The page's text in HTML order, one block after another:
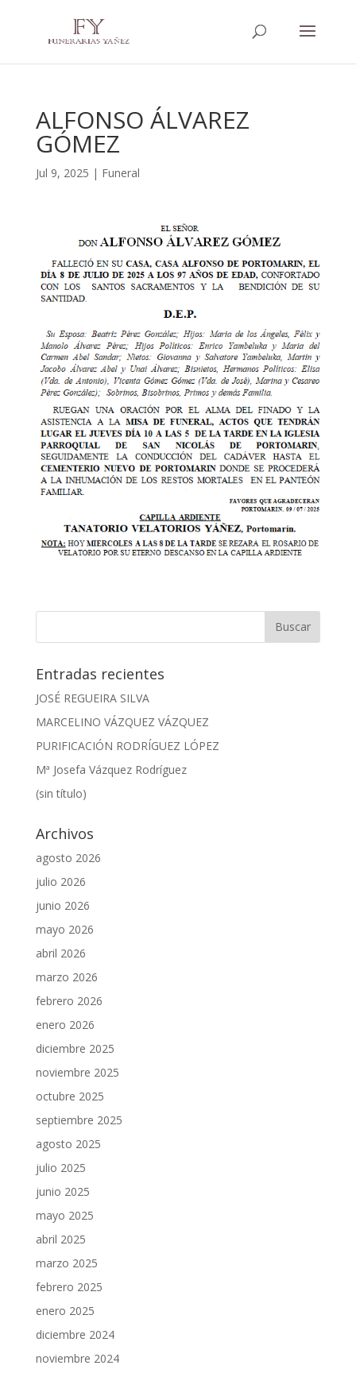
ALFONSO ÁLVAREZ
GÓMEZ
Jul 9, 2025 | Funeral
Entradas recientes
JOSÉ REGUEIRA SILVA
MARCELINO VÁZQUEZ VÁZQUEZ
PURIFICACIÓN RODRÍGUEZ LÓPEZ
Mª Josefa Vázquez Rodríguez
(sin título)
Archivos
agosto 2026
julio 2026
junio 2026
mayo 2026
abril 2026
marzo 2026
febrero 2026
enero 2026
diciembre 2025
noviembre 2025
octubre 2025
septiembre 2025
agosto 2025
julio 2025
junio 2025
mayo 2025
abril 2025
marzo 2025
febrero 2025
enero 2025
diciembre 2024
noviembre 2024